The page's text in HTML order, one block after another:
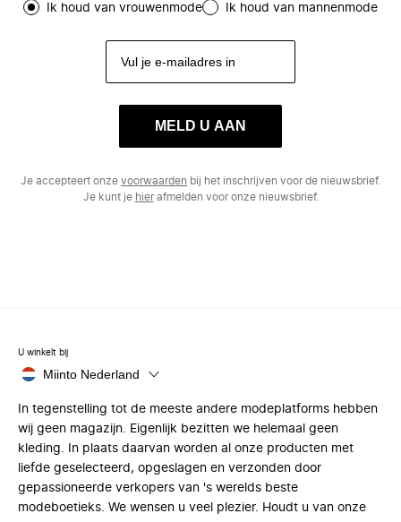
Ik houd van vrouwenmode Ik houd van mannenmode
MELD U AAN
Je accepteert onze voorwaarden bij het inschrijven voor de nieuwsbrief.
Je kunt je hierafmelden voor onze nieuwsbrief.
U winkelt bij
Miinto Nederland
In tegenstelling tot de meeste andere modeplatforms hebben
wij geen magazijn. Eigenlijk bezitten we helemaal geen
kleding. In plaats daarvan worden al onze producten met
liefde geselecteerd, opgeslagen en verzonden door
gepassioneerde verkopers van 's werelds beste
modeboetieks. We wensen u veel plezier. Houdt u van onze